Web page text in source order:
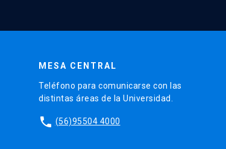
MESA CENTRAL
Teléfono para comunicarse con las
distintas áreas de la Universidad.
phone (56)95504 4000